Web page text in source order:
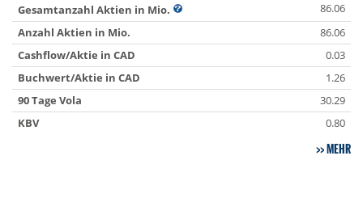
Gesamtanzahl Aktien in Mio.
86.06
Anzahl Aktien in Mio.
86.06
Cashflow/Aktie in CAD
0.03
Buchwert/Aktie in CAD
1.26
90 Tage Vola
30.29
KBV
0.80
MEHR